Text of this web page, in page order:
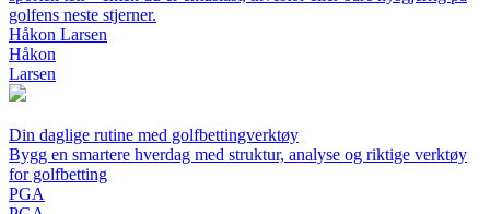
golfens neste stjerner.
Håkon Larsen
Håkon
Larsen
Din daglige rutine med golfbettingverktøy
Bygg en smartere hverdag med struktur, analyse og riktige verktøy
for golfbetting
PGA